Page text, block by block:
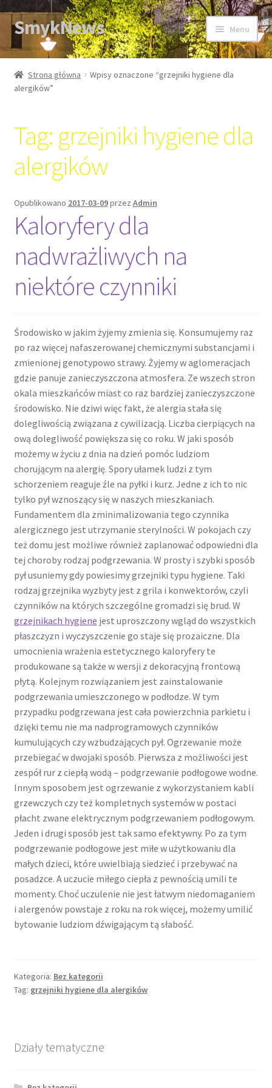
Przejdź
do
nawigacji
Przejdź
do
treści
SmykNews Menu
Strona główna
Strona główna
Wpisy oznaczone “grzejniki hygiene dla
alergików”
Tag: grzejniki hygiene dla
alergików
Opublikowano 2017-03-09przez Admin
Kaloryfery dla
nadwrażliwych na
niektóre czynniki
Środowisko w jakim żyjemy zmienia się. Konsumujemy raz
po raz więcej nafaszerowanej chemicznymi substancjami i
zmienionej genotypowo strawy. Żyjemy w aglomeracjach
gdzie panuje zanieczyszczona atmosfera. Ze wszech stron
okala mieszkańców miast co raz bardziej zanieczyszczone
środowisko. Nie dziwi więc fakt, że alergia stała się
dolegliwością związana z cywilizacją. Liczba cierpiących na
ową dolegliwość powiększa się co roku. W jaki sposób
możemy w życiu z dnia na dzień pomóc ludziom
chorującym na alergię. Spory ułamek ludzi z tym
schorzeniem reaguje źle na pyłki i kurz. Jedne z ich to nic
tylko pył wznoszący się w naszych mieszkaniach.
Fundamentem dla zminimalizowania tego czynnika
alergicznego jest utrzymanie sterylności. W pokojach czy
też domu jest możliwe również zaplanować odpowiedni dla
tej choroby rodzaj podgrzewania. W prosty i szybki sposób
pył usuniemy gdy powiesimy grzejniki typu hygiene. Taki
rodzaj grzejnika wyzbyty jest z grila i konwektorów, czyli
czynników na których szczególne gromadzi się brud. W
grzejnikach hygiene jest uproszczony wgląd do wszystkich
płaszczyzn i wyczyszczenie go staje się prozaiczne. Dla
umocnienia wrażenia estetycznego kaloryfery te
produkowane są także w wersji z dekoracyjną frontową
płytą. Kolejnym rozwiązaniem jest zainstalowanie
podgrzewania umieszczonego w podłodze. W tym
przypadku podgrzewana jest cała powierzchnia parkietu i
dzięki temu nie ma nadprogramowych czynników
kumulujących czy wzbudzających pył. Ogrzewanie może
przebiegać w dwojaki sposób. Pierwsza z możliwości jest
zespół rur z ciepłą wodą – podgrzewanie podłogowe wodne.
Innym sposobem jest ogrzewanie z wykorzystaniem kabli
grzewczych czy też kompletnych systemów w postaci
płacht zwane elektrycznym podgrzewaniem podłogowym.
Jeden i drugi sposób jest tak samo efektywny. Po za tym
podgrzewanie podłogowe jest miłe w użytkowaniu dla
małych dzieci, które uwielbiają siedzieć i przebywać na
posadzce. A uczucie miłego ciepła z pewnością umili te
momenty. Choć uczulenie nie jest łatwym niedomaganiem
i alergenów powstaje z roku na rok więcej, możemy umilić
bytowanie ludziom dźwigającym tą słabość.
Kategoria: Bez kategorii
Tag: grzejniki hygiene dla alergików
Działy tematyczne